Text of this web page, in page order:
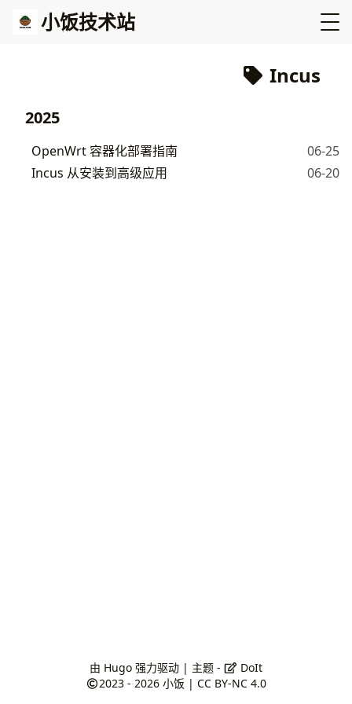
小饭技术站
Incus
2025
OpenWrt 容器化部署指南
06-25
Incus 从安装到高级应用
06-20
由 Hugo强力驱动 | 主题 -
DoIt
2023 - 2026 小饭 |CC BY-NC 4.0